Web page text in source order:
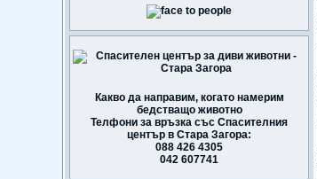
Какво да направим, когато намерим
бедстващо животно
Телфони за връзка със Спасителния
център в Стара Загора:
088 426 4305
042 607741